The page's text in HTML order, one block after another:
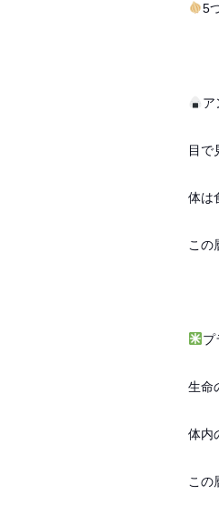
5
ア
目で
体は
この
プ
生命
体内
この